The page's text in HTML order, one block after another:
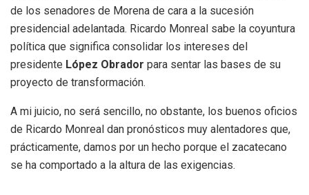
de los senadores de Morena de cara a la sucesión
presidencial adelantada. Ricardo Monreal sabe la coyuntura
política que significa consolidar los intereses del
presidente López Obrador para sentar las bases de su
proyecto de transformación.
A mi juicio, no será sencillo, no obstante, los buenos oficios
de Ricardo Monreal dan pronósticos muy alentadores que,
prácticamente, damos por un hecho porque el zacatecano
se ha comportado a la altura de las exigencias.